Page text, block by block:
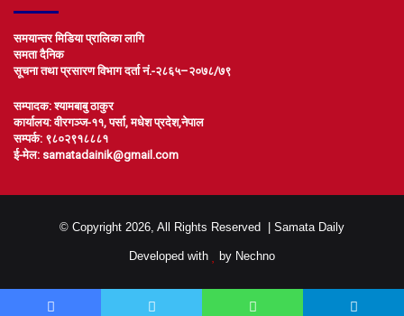
समयान्तर मिडिया प्रालिका लागि
समता दैनिक
सूचना तथा प्रसारण विभाग दर्ता नं.-२८६५–२०७८/७९
सम्पादक: श्यामबाबु ठाकुर
कार्यालय: वीरगञ्ज-११, पर्सा, मधेश प्रदेश,नेपाल
सम्पर्क: ९८०२९१८८८१
ई-मेल: samatadainik@gmail.com
© Copyright 2026, All Rights Reserved | Samata Daily
Developed with by Nechno